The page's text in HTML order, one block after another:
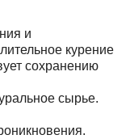
и
курение
сохранению
сырье.